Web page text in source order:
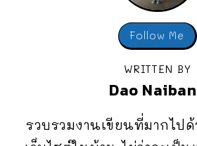
Follow Me
WRITTEN BY
Dao
รวบรวมงานเขียนที่มากไปด้